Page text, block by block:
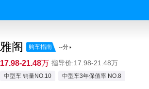
雅阁 购车指南 --分
17.98-21.48万 指导价:17.98-21.48万
中型车 销量NO.10 中型车3年保值率 NO.8